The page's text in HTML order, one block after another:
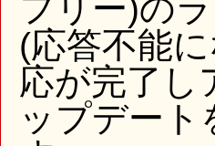
フリー)の
(応答不能
応が完了し
ップデー